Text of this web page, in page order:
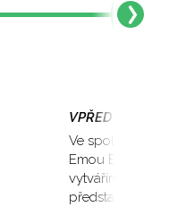
VPŘED
Ve spolupráci s
Emou
vytváříme
představení s